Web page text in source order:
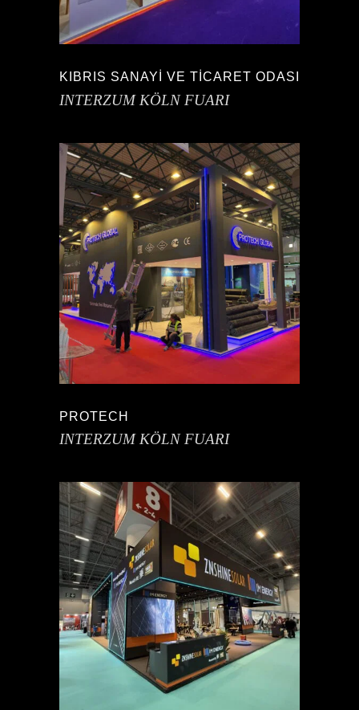
KIBRIS SANAYİ VE TİCARET ODASI
INTERZUM KÖLN FUARI
PROTECH
INTERZUM KÖLN FUARI